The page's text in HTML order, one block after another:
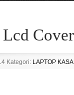
Kategori: LAPTOP